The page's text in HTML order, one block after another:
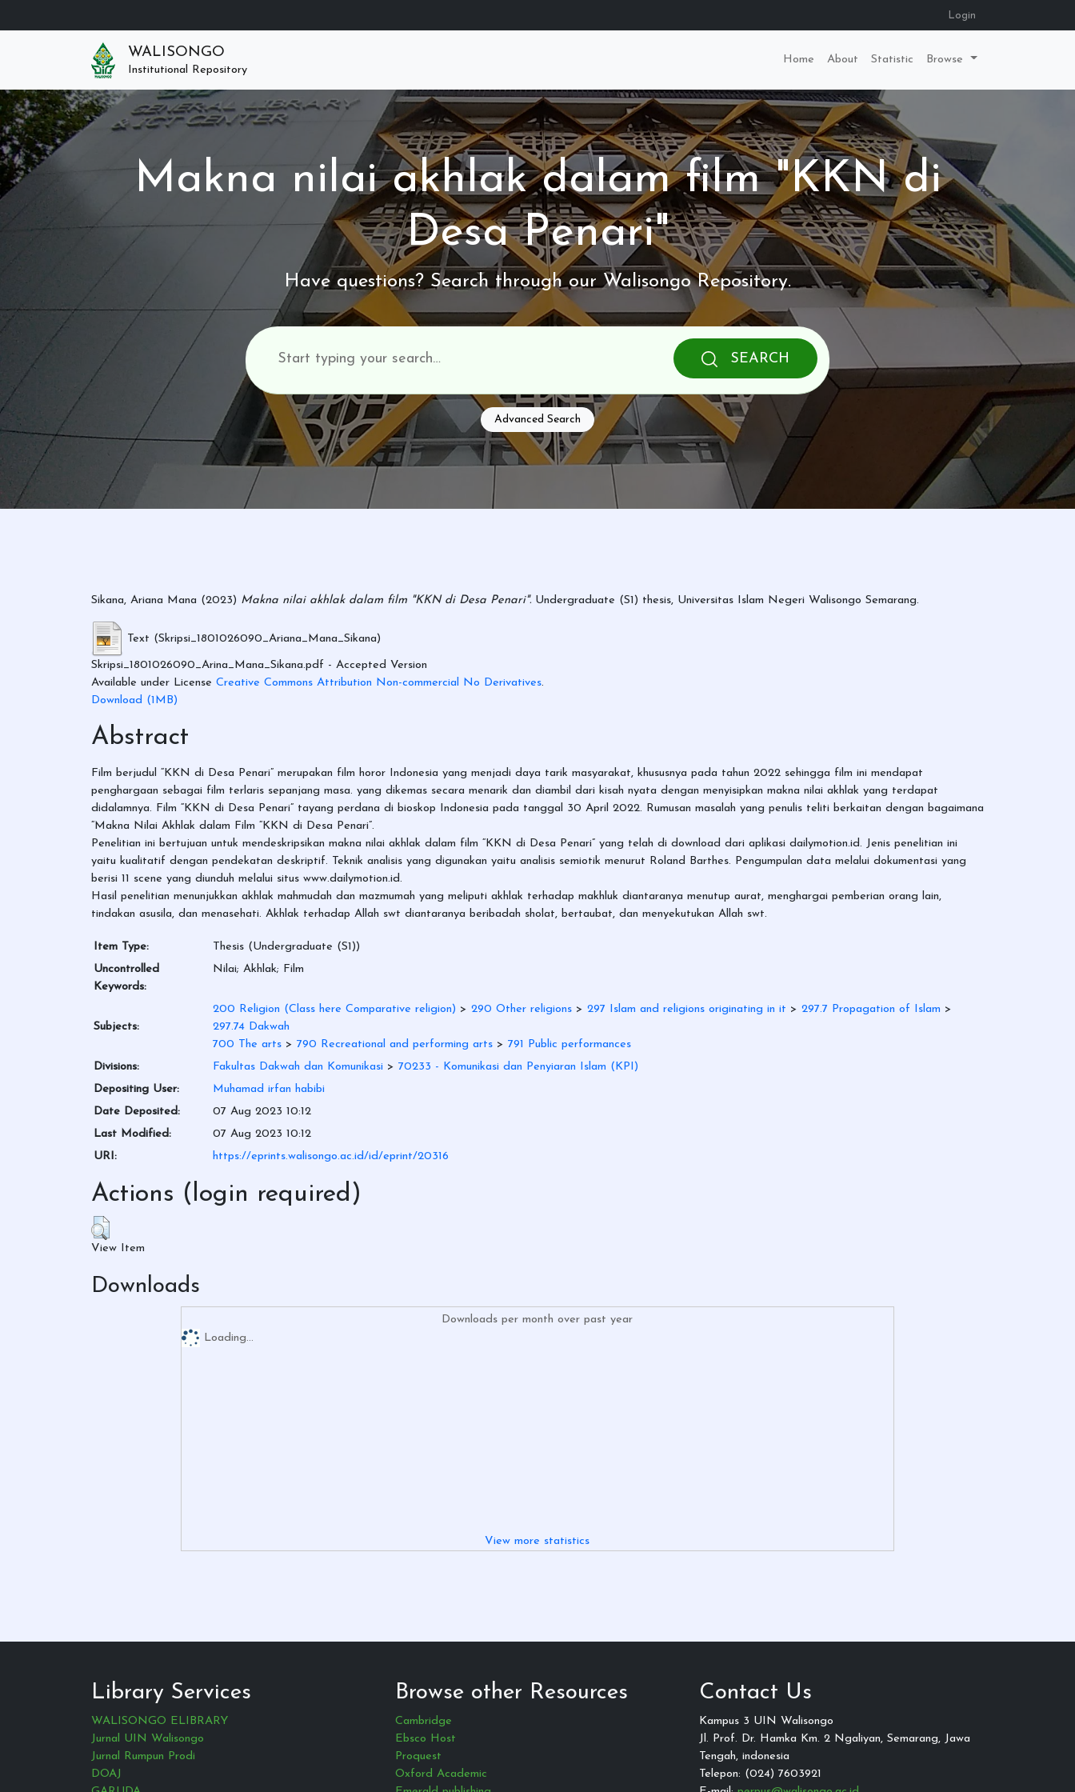
Login
WALISONGO
Institutional Repository
Home About Statistic Browse
Makna nilai akhlak dalam film "KKN di
Desa Penari"
Have questions? Search through our Walisongo Repository.
SEARCH
Advanced Search
Sikana, Ariana Mana (2023) Makna nilai akhlak dalam film "KKN di Desa Penari". Undergraduate (S1) thesis, Universitas Islam Negeri Walisongo Semarang.
Text (Skripsi_1801026090_Ariana_Mana_Sikana)
Skripsi_1801026090_Arina_Mana_Sikana.pdf - Accepted Version
Available under License Creative Commons Attribution Non-commercial No Derivatives.
Download (1MB)
Abstract
Film berjudul “KKN di Desa Penari” merupakan film horor Indonesia yang menjadi daya tarik masyarakat, khususnya pada tahun 2022 sehingga film ini mendapat
penghargaan sebagai film terlaris sepanjang masa. yang dikemas secara menarik dan diambil dari kisah nyata dengan menyisipkan makna nilai akhlak yang terdapat
didalamnya. Film “KKN di Desa Penari” tayang perdana di bioskop Indonesia pada tanggal 30 April 2022. Rumusan masalah yang penulis teliti berkaitan dengan bagaimana
“Makna Nilai Akhlak dalam Film “KKN di Desa Penari”.
Penelitian ini bertujuan untuk mendeskripsikan makna nilai akhlak dalam film “KKN di Desa Penari” yang telah di download dari aplikasi dailymotion.id. Jenis penelitian ini
yaitu kualitatif dengan pendekatan deskriptif. Teknik analisis yang digunakan yaitu analisis semiotik menurut Roland Barthes. Pengumpulan data melalui dokumentasi yang
berisi 11 scene yang diunduh melalui situs www.dailymotion.id.
Hasil penelitian menunjukkan akhlak mahmudah dan mazmumah yang meliputi akhlak terhadap makhluk diantaranya menutup aurat, menghargai pemberian orang lain,
tindakan asusila, dan menasehati. Akhlak terhadap Allah swt diantaranya beribadah sholat, bertaubat, dan menyekutukan Allah swt.
Item Type:
Thesis (Undergraduate (S1))
Uncontrolled
Keywords:
Nilai; Akhlak; Film
Subjects:
200 Religion (Class here Comparative religion) > 290 Other religions > 297 Islam and religions originating in it > 297.7 Propagation of Islam >
297.74 Dakwah
700 The arts > 790 Recreational and performing arts > 791 Public performances
Divisions:
Fakultas Dakwah dan Komunikasi > 70233 - Komunikasi dan Penyiaran Islam (KPI)
Depositing User:
Muhamad irfan habibi
Date Deposited:
07 Aug 2023 10:12
Last Modified:
07 Aug 2023 10:12
URI:
https://eprints.walisongo.ac.id/id/eprint/20316
Actions (login required)
View Item
Downloads
Downloads per month over past year
Loading...
View more statistics
Library Services
WALISONGO ELIBRARY
Jurnal UIN Walisongo
Jurnal Rumpun Prodi
DOAJ
Browse other Resources
Cambridge
Ebsco Host
Proquest
Oxford Academic
Contact Us
Kampus 3 UIN Walisongo
Jl. Prof. Dr. Hamka Km. 2 Ngaliyan, Semarang, Jawa
Tengah, indonesia
Telepon: (024) 7603921